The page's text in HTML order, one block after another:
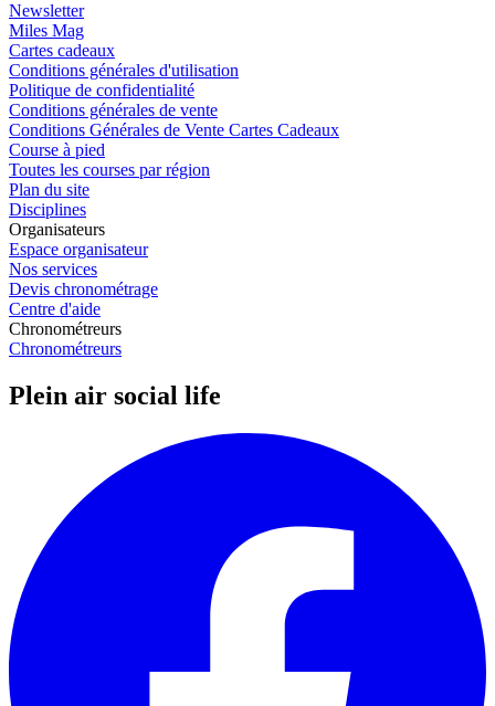
Newsletter
Miles Mag
Cartes cadeaux
Conditions générales d'utilisation
Politique de confidentialité
Conditions générales de vente
Conditions Générales de Vente Cartes Cadeaux
Course à pied
Toutes les courses par région
Plan du site
Disciplines
Organisateurs
Espace organisateur
Nos services
Devis chronométrage
Centre d'aide
Chronométreurs
Chronométreurs
Plein air social life